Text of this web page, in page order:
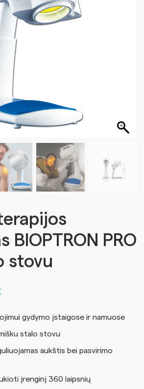
BIOPTRON PRO
stovu
gydymo įstaigose ir namuose
stalo stovu
aukštis bei pasvirimo
įrenginį 360 laipsnių